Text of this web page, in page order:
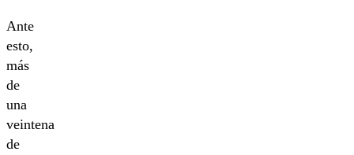
Ante
esto,
más
de
una
veintena
de